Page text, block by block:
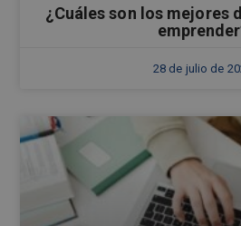
¿Cuáles son los mejores
28 de julio de